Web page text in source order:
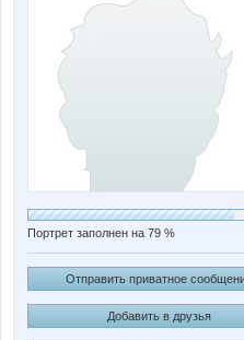
Портрет заполнен на 79 %
Отправить приватное
Добавить в друзья